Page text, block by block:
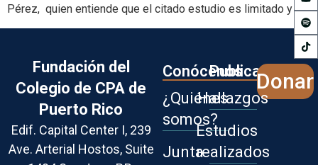
Pérez, quien entiende que el citado estudio es limitado y […]
Fundación del
Colegio de CPA de
Puerto Rico
Edif. Capital Center I, 239
Ave. Arterial Hostos, Suite
Conócenos
¿Quiénes
somos?
Junta
Publicaciones
Hallazgos
Estudios
realizados
Donar